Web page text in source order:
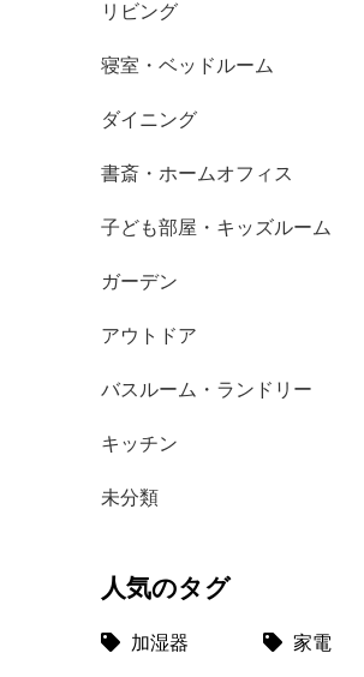
リビング
寝室・ベッドルーム
ダイニング
書斎・ホームオフィス
子ども部屋・キッズルーム
ガーデン
アウトドア
バスルーム・ランドリー
キッチン
未分類
人気のタグ
加湿器 家電